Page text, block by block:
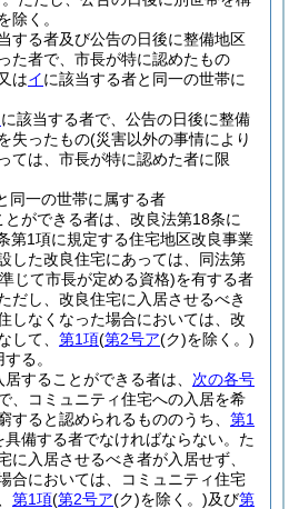
除く。
する者及び公告の日後に整備地区
た者で、市長が特に認めたもの
又はイに該当する者と同一の世帯に
に該当する者で、公告の日後に整備
失ったもの(災害以外の事情により
ては、市長が特に認めた者に限
同一の世帯に属する者
ができる者は、改良法第18条に
第1項に規定する住宅地区改良事業
した改良住宅にあっては、同法第
じて市長が定める資格)を有する者
だし、改良住宅に入居させるべき
しなくなった場合においては、改
して、 第1項(第2号ア(ク)を除く。)
る。
することができる者は、 次の各号
、コミュニティ住宅への入居を希
すると認められるもののうち、 第1
備する者でなければならない。 た
に入居させるべき者が入居せず、
合においては、コミュニティ住宅
第1項(第2号ア(ク)を除く。)及び第